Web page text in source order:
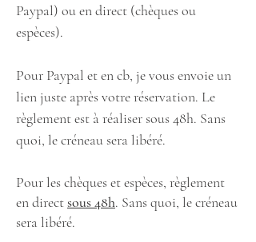
Paypal) ou en direct (chèques ou
espèces).
Pour Paypal et en cb, je vous envoie un
lien juste après votre réservation. Le
règlement est à réaliser sous 48h. Sans
quoi, le créneau sera libéré.
Pour les chèques et espèces, règlement
en directsous 48h. Sans quoi, le créneau
sera libéré.